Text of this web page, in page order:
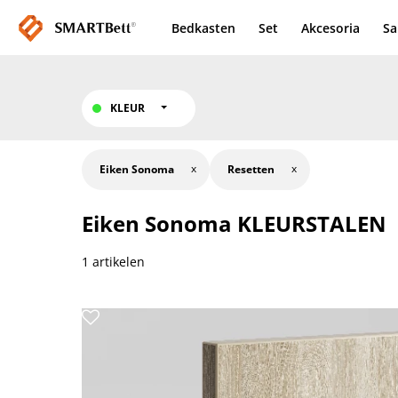
Bedkasten Set Akcesoria
KLEUR
Eiken Sonoma Resetten
Eiken Sonoma KLEURSTALEN
1 artikelen